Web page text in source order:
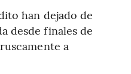
han dejado de
desde finales de
a